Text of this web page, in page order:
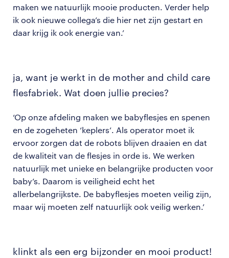
maken we natuurlijk mooie producten. Verder help
ik ook nieuwe collega’s die hier net zijn gestart en
daar krijg ik ook energie van.’
ja, want je werkt in de mother and child care
flesfabriek. Wat doen jullie precies?
‘Op onze afdeling maken we babyflesjes en spenen
en de zogeheten ‘keplers’. Als operator moet ik
ervoor zorgen dat de robots blijven draaien en dat
de kwaliteit van de flesjes in orde is. We werken
natuurlijk met unieke en belangrijke producten voor
baby’s. Daarom is veiligheid echt het
allerbelangrijkste. De babyflesjes moeten veilig zijn,
maar wij moeten zelf natuurlijk ook veilig werken.’
klinkt als een erg bijzonder en mooi product!